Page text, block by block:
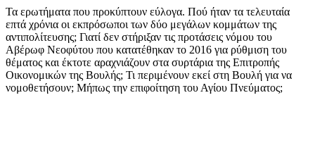
Τα ερωτήματα που προκύπτουν εύλογα. Πού ήταν τα τελευταία
επτά χρόνια οι εκπρόσωποι των δύο μεγάλων κομμάτων της
αντιπολίτευσης; Γιατί δεν στήριξαν τις προτάσεις νόμου του
Αβέρωφ Νεοφύτου που κατατέθηκαν το 2016 για ρύθμιση του
θέματος και έκτοτε αραχνιάζουν στα συρτάρια της Επιτροπής
Οικονομικών της Βουλής; Τι περιμένουν εκεί στη Βουλή για να
νομοθετήσουν; Μήπως την επιφοίτηση του Αγίου Πνεύματος;